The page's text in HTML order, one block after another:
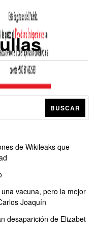
BUSCAR
de Wikileaks que
vacuna, pero la mejor
Joaquín
desaparición de Elizabet